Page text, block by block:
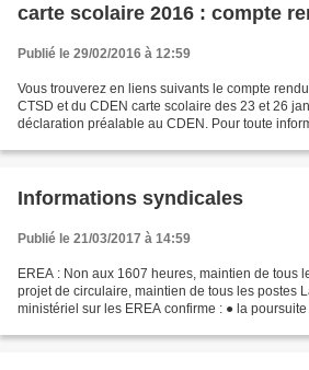
carte scolaire 2016 : compte
Publié le 29/02/2016 à 12:59
Vous trouverez en liens suivants le compte
CTSD et du CDEN carte scolaire des 23 et 26
déclaration préalable au CDEN. Pour toute
Informations syndicales
Publié le 21/03/2017 à 14:59
EREA : Non aux 1607 heures, maintien de tous
projet de circulaire, maintien de tous les postes
ministériel sur les EREA confirme : ● la